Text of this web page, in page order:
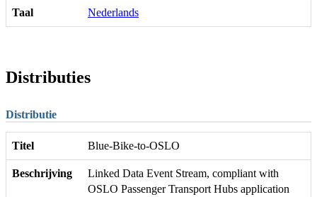
Taal Nederlands
Distributies
Distributie
Titel Blue-Bike-to-OSLO
Beschrijving
Linked Data Event Stream, compliant with
OSLO Passenger Transport Hubs application